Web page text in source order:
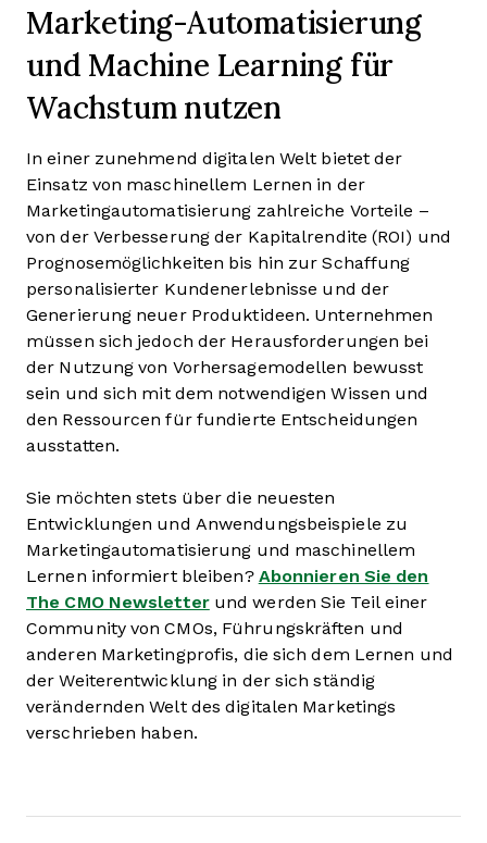
Marketing-Automatisierung
und Machine Learning für
Wachstum nutzen
In einer zunehmend digitalen Welt bietet der
Einsatz von maschinellem Lernen in der
Marketingautomatisierung zahlreiche Vorteile –
von der Verbesserung der Kapitalrendite (ROI) und
Prognosemöglichkeiten bis hin zur Schaffung
personalisierter Kundenerlebnisse und der
Generierung neuer Produktideen. Unternehmen
müssen sich jedoch der Herausforderungen bei
der Nutzung von Vorhersagemodellen bewusst
sein und sich mit dem notwendigen Wissen und
den Ressourcen für fundierte Entscheidungen
ausstatten.
Sie möchten stets über die neuesten
Entwicklungen und Anwendungsbeispiele zu
Marketingautomatisierung und maschinellem
Lernen informiert bleiben? Abonnieren Sie den
The CMO Newsletterund werden Sie Teil einer
Community von CMOs, Führungskräften und
anderen Marketingprofis, die sich dem Lernen und
der Weiterentwicklung in der sich ständig
verändernden Welt des digitalen Marketings
verschrieben haben.